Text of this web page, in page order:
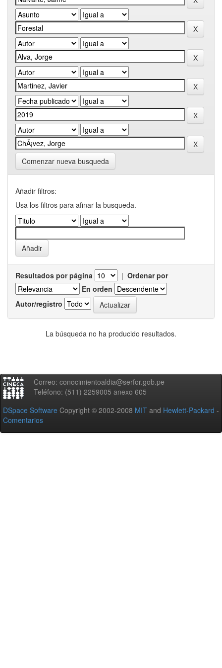
Comenzar nueva busqueda
Añadir filtros:
Usa los filtros para afinar la busqueda.
Resultados por página | Ordenar por
En orden
Autor/registro
La búsqueda no ha producido resultados.
Correo: conocimientoaldia@serfor.gob.pe
Teléfono: (511) 2259005 anexo 605
DSpace Software Copyright © 2002-2008 MIT and Hewlett-Packard -
Comentarios